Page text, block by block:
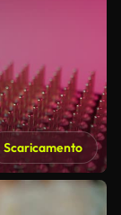
Scaricamento